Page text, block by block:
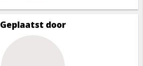
Geplaatst door